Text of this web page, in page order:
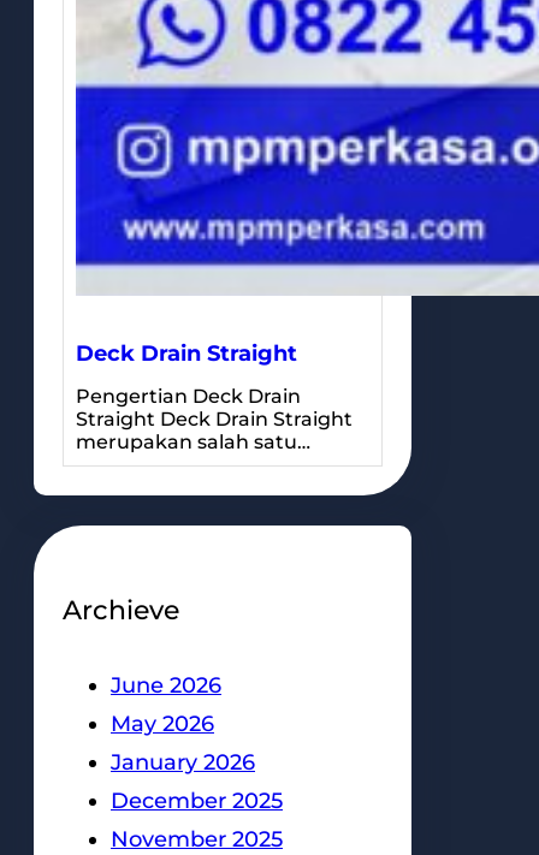
Deck Drain Straight
Pengertian Deck Drain
Straight Deck Drain Straight
merupakan salah satu…
Archieve
June 2026
May 2026
January 2026
December 2025
November 2025